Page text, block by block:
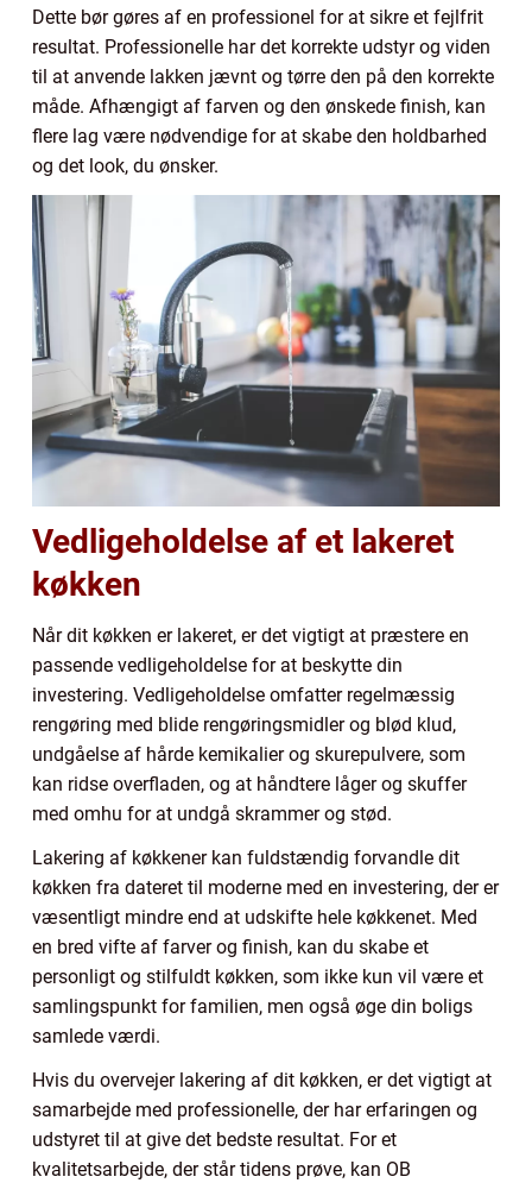
Dette bør gøres af en professionel for at sikre et fejlfrit
resultat. Professionelle har det korrekte udstyr og viden
til at anvende lakken jævnt og tørre den på den korrekte
måde. Afhængigt af farven og den ønskede finish, kan
flere lag være nødvendige for at skabe den holdbarhed
og det look, du ønsker.
Vedligeholdelse af et lakeret
køkken
Når dit køkken er lakeret, er det vigtigt at præstere en
passende vedligeholdelse for at beskytte din
investering. Vedligeholdelse omfatter regelmæssig
rengøring med blide rengøringsmidler og blød klud,
undgåelse af hårde kemikalier og skurepulvere, som
kan ridse overfladen, og at håndtere låger og skuffer
med omhu for at undgå skrammer og stød.
Lakering af køkkener kan fuldstændig forvandle dit
køkken fra dateret til moderne med en investering, der er
væsentligt mindre end at udskifte hele køkkenet. Med
en bred vifte af farver og finish, kan du skabe et
personligt og stilfuldt køkken, som ikke kun vil være et
samlingspunkt for familien, men også øge din boligs
samlede værdi.
Hvis du overvejer lakering af dit køkken, er det vigtigt at
samarbejde med professionelle, der har erfaringen og
udstyret til at give det bedste resultat. For et
kvalitetsarbejde, der står tidens prøve, kan OB